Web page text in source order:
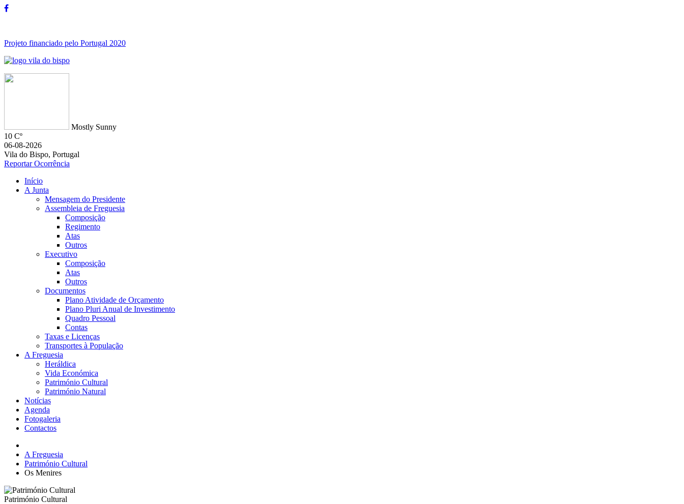
Projeto financiado pelo Portugal 2020
Mostly Sunny
10 Cº
06-08-2026
Vila do Bispo, Portugal
Reportar Ocorrência
Início
A Junta
Mensagem do Presidente
Assembleia de Freguesia
Composição
Regimento
Atas
Outros
Executivo
Composição
Atas
Outros
Documentos
Plano Atividade de Orçamento
Plano Pluri Anual de Investimento
Quadro Pessoal
Contas
Taxas e Licenças
Transportes à População
A Freguesia
Heráldica
Vida Económica
Património Cultural
Património Natural
Notícias
Agenda
Fotogaleria
Contactos
A Freguesia
Património Cultural
Os Menires
Património Cultural